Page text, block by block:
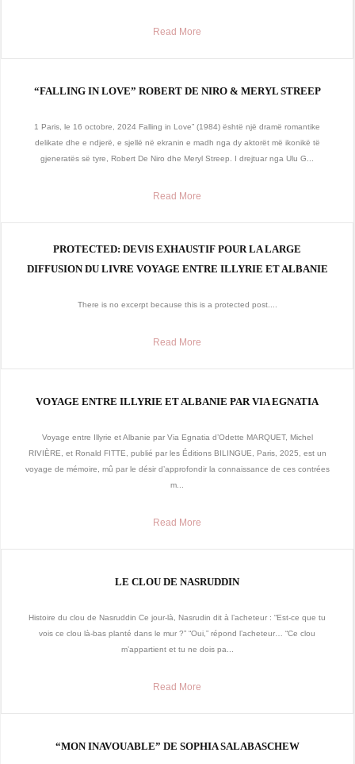
Read More
“FALLING IN LOVE” ROBERT DE NIRO & MERYL STREEP
1 Paris, le 16 octobre, 2024 Falling in Love” (1984) është një dramë romantike
delikate dhe e ndjerë, e sjellë në ekranin e madh nga dy aktorët më ikonikë të
gjeneratës së tyre, Robert De Niro dhe Meryl Streep. I drejtuar nga Ulu G...
Read More
PROTECTED: DEVIS EXHAUSTIF POUR LA LARGE
DIFFUSION DU LIVRE VOYAGE ENTRE ILLYRIE ET ALBANIE
There is no excerpt because this is a protected post....
Read More
VOYAGE ENTRE ILLYRIE ET ALBANIE PAR VIA EGNATIA
Voyage entre Illyrie et Albanie par Via Egnatia d’Odette MARQUET, Michel
RIVIÈRE, et Ronald FITTE, publié par les Éditions BILINGUE, Paris, 2025, est un
voyage de mémoire, mû par le désir d’approfondir la connaissance de ces contrées
m...
Read More
LE CLOU DE NASRUDDIN
Histoire du clou de Nasruddin Ce jour-là, Nasrudin dit à l’acheteur : “Est-ce que tu
vois ce clou là-bas planté dans le mur ?” “Oui,” répond l’acheteur… “Ce clou
m’appartient et tu ne dois pa...
Read More
“MON INAVOUABLE” DE SOPHIA SALABASCHEW